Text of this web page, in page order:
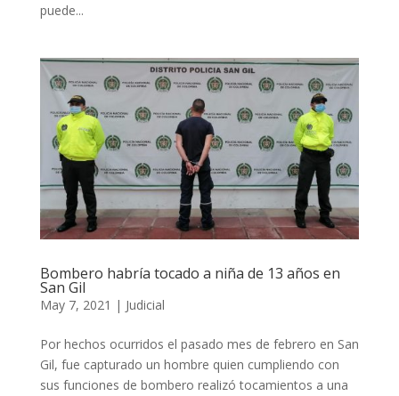
puede...
Bombero habría tocado a niña de 13 años en
San Gil
May 7, 2021 | Judicial
Por hechos ocurridos el pasado mes de febrero en San
Gil, fue capturado un hombre quien cumpliendo con
sus funciones de bombero realizó tocamientos a una